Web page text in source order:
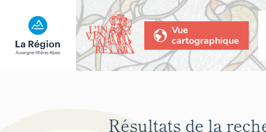
Vue
cartographique
Résultats de la